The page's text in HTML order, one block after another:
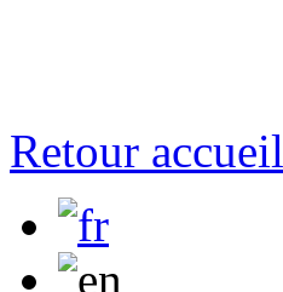
Retour accueil